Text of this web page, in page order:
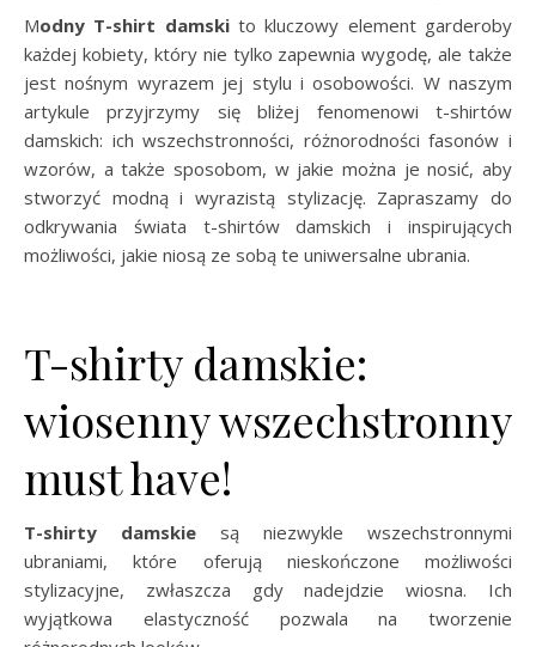
Modny T-shirt damskito kluczowy element garderoby
każdej kobiety, który nie tylko zapewnia wygodę, ale także
jest nośnym wyrazem jej stylu i osobowości. W naszym
artykule przyjrzymy się bliżej fenomenowi t-shirtów
damskich: ich wszechstronności, różnorodności fasonów i
wzorów, a także sposobom, w jakie można je nosić, aby
stworzyć modną i wyrazistą stylizację. Zapraszamy do
odkrywania świata t-shirtów damskich i inspirujących
możliwości, jakie niosą ze sobą te uniwersalne ubrania.
T-shirty damskie:
wiosenny wszechstronny
must have!
T-shirty damskie są niezwykle wszechstronnymi
ubraniami, które oferują nieskończone możliwości
stylizacyjne, zwłaszcza gdy nadejdzie wiosna. Ich
wyjątkowa elastyczność pozwala na tworzenie